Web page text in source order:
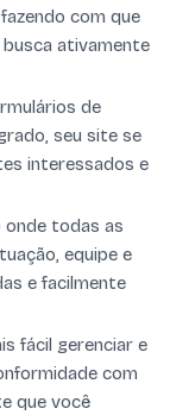
com que
ativamente
de
seu site se
interessados e
onde todas as
equipe e
e facilmente
fácil gerenciar e
com
que você